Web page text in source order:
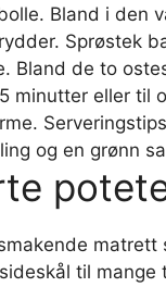
Bland i den
Sprøstek
Bland de to
minutter eller til
og en grønn
til